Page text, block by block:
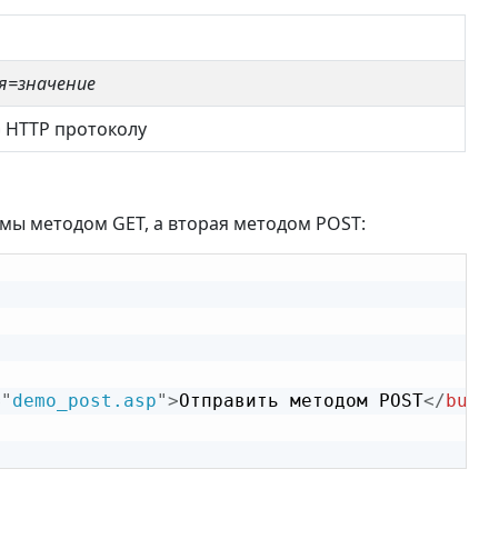
протоколу
методом GET, а вторая методом POST:
" demo_post.asp">Отправить методом POST</